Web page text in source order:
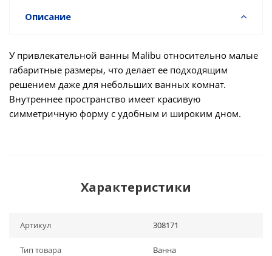
Описание
У привлекательной ванны Malibu относительно малые
габаритные размеры, что делает ее подходящим
решением даже для небольших ванных комнат.
Внутреннее пространство имеет красивую
симметричную форму с удобным и широким дном.
Характеристики
Артикул 308171
Тип товара Ванна